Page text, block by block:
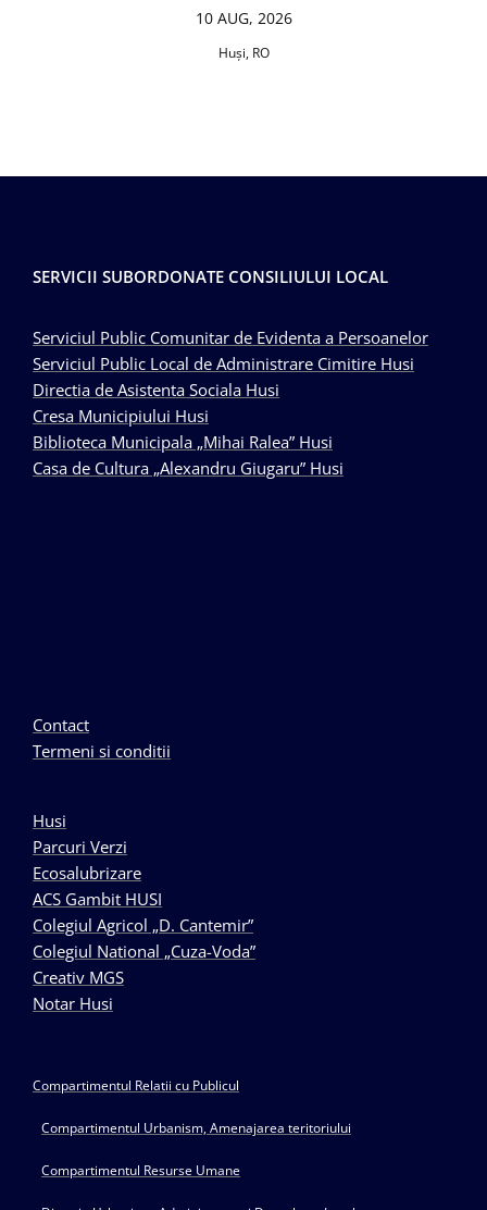
10 AUG, 2026
Huşi, RO
SERVICII SUBORDONATE CONSILIULUI LOCAL
Serviciul Public Comunitar de Evidenta a Persoanelor
Serviciul Public Local de Administrare Cimitire Husi
Directia de Asistenta Sociala Husi
Cresa Municipiului Husi
Biblioteca Municipala „Mihai Ralea” Husi
Casa de Cultura „Alexandru Giugaru” Husi
Contact
Termeni si conditii
Husi
Parcuri Verzi
Ecosalubrizare
ACS Gambit HUSI
Colegiul Agricol „D. Cantemir”
Colegiul National „Cuza-Voda”
Creativ MGS
Notar Husi
Compartimentul Relatii cu Publicul
Compartimentul Urbanism, Amenajarea teritoriului
Compartimentul Resurse Umane